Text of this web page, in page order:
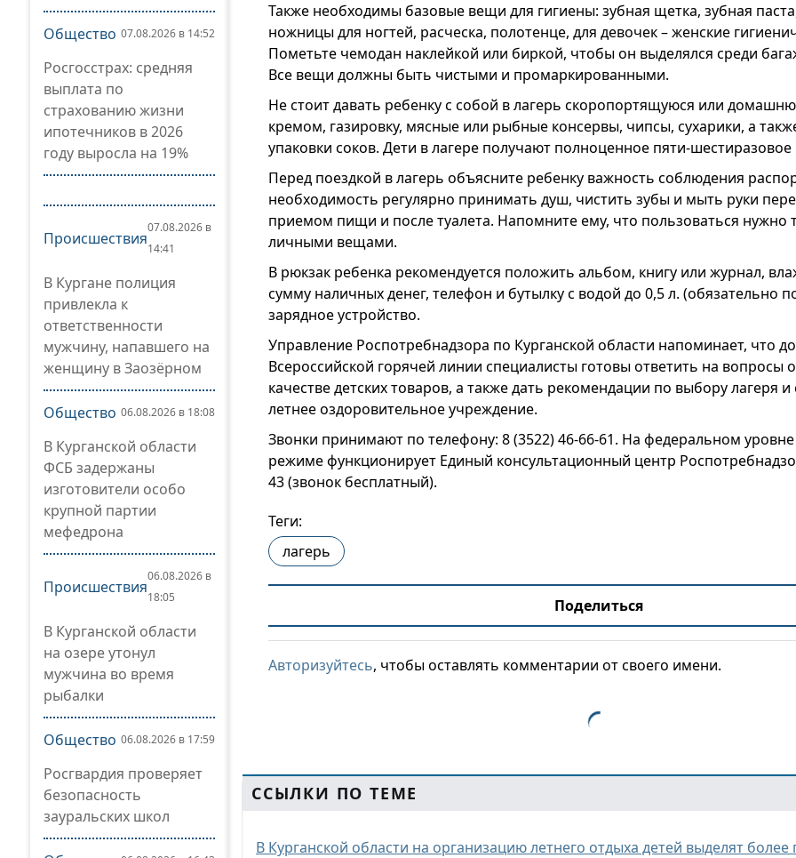
Общество 07.08.2026 в 14:52
Росгосстрах: средняя
выплата по
страхованию жизни
ипотечников в 2026
году выросла на 19%
Происшествия
07.08.2026 в
14:41
В Кургане полиция
привлекла к
ответственности
мужчину, напавшего на
женщину в Заозёрном
Общество 06.08.2026 в 18:08
В Курганской области
ФСБ задержаны
изготовители особо
крупной партии
мефедрона
Происшествия
06.08.2026 в
18:05
В Курганской области
на озере утонул
мужчина во время
рыбалки
Общество 06.08.2026 в 17:59
Росгвардия проверяет
безопасность
зауральских школ
Также необходимы базовые вещи для гигиены: зубная щетка, зубная
ножницы для ногтей, расческа, полотенце, для девочек – женские
Пометьте чемодан наклейкой или биркой, чтобы он выделялся среди
Все вещи должны быть чистыми и промаркированными.
Не стоит давать ребенку с собой в лагерь скоропортящуюся или
кремом, газировку, мясные или рыбные консервы, чипсы, сухарики, а
упаковки соков. Дети в лагере получают полноценное пяти-шестиразовое
Перед поездкой в лагерь объясните ребенку важность соблюдения
необходимость регулярно принимать душ, чистить зубы и мыть руки
приемом пищи и после туалета. Напомните ему, что пользоваться нужно
личными вещами.
В рюкзак ребенка рекомендуется положить альбом, книгу или журнал,
сумму наличных денег, телефон и бутылку с водой до 0,5 л. (обязательно
зарядное устройство.
Управление Роспотребнадзора по Курганской области напоминает, что
Всероссийской горячей линии специалисты готовы ответить на вопросы
качестве детских товаров, а также дать рекомендации по выбору лагеря
летнее оздоровительное учреждение.
Звонки принимают по телефону: 8 (3522) 46-66-61. На федеральном уровне
режиме функционирует Единый консультационный центр
43 (звонок бесплатный).
Теги:
лагерь
Поделиться
Авторизуйтесь, чтобы оставлять комментарии от своего имени.
ССЫЛКИ ПО ТЕМЕ
В Курганской области на организацию летнего отдыха детей выделят